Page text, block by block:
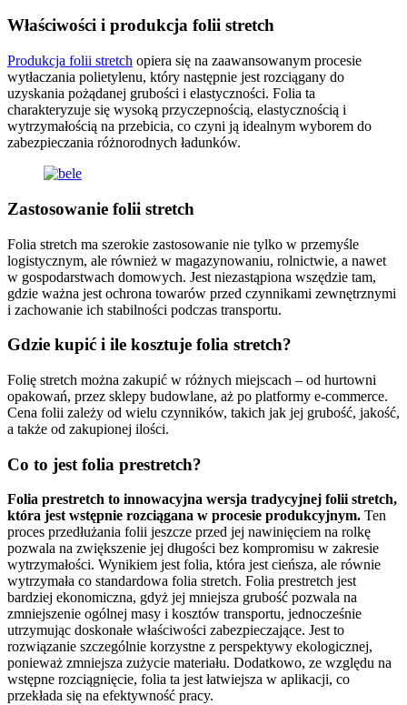
Właściwości i produkcja folii stretch
Produkcja folii stretch opiera się na zaawansowanym procesie
wytłaczania polietylenu, który następnie jest rozciągany do
uzyskania pożądanej grubości i elastyczności. Folia ta
charakteryzuje się wysoką przyczepnością, elastycznością i
wytrzymałością na przebicia, co czyni ją idealnym wyborem do
zabezpieczania różnorodnych ładunków.
Zastosowanie folii stretch
Folia stretch ma szerokie zastosowanie nie tylko w przemyśle
logistycznym, ale również w magazynowaniu, rolnictwie, a nawet
w gospodarstwach domowych. Jest niezastąpiona wszędzie tam,
gdzie ważna jest ochrona towarów przed czynnikami zewnętrznymi
i zachowanie ich stabilności podczas transportu.
Gdzie kupić i ile kosztuje folia stretch?
Folię stretch można zakupić w różnych miejscach – od hurtowni
opakowań, przez sklepy budowlane, aż po platformy e-commerce.
Cena folii zależy od wielu czynników, takich jak jej grubość, jakość,
a także od zakupionej ilości.
Co to jest folia prestretch?
Folia prestretch to innowacyjna wersja tradycyjnej folii stretch,
która jest wstępnie rozciągana w procesie produkcyjnym. Ten
proces przedłużania folii jeszcze przed jej nawinięciem na rolkę
pozwala na zwiększenie jej długości bez kompromisu w zakresie
wytrzymałości. Wynikiem jest folia, która jest cieńsza, ale równie
wytrzymała co standardowa folia stretch. Folia prestretch jest
bardziej ekonomiczna, gdyż jej mniejsza grubość pozwala na
zmniejszenie ogólnej masy i kosztów transportu, jednocześnie
utrzymując doskonałe właściwości zabezpieczające. Jest to
rozwiązanie szczególnie korzystne z perspektywy ekologicznej,
ponieważ zmniejsza zużycie materiału. Dodatkowo, ze względu na
wstępne rozciągnięcie, folia ta jest łatwiejsza w aplikacji, co
przekłada się na efektywność pracy.